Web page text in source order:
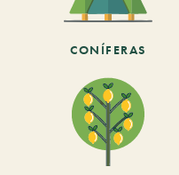
CONÍFERAS